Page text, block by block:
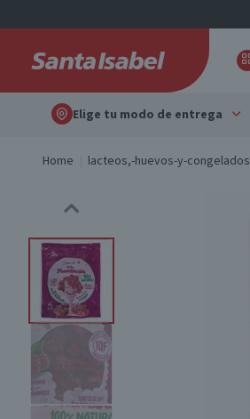
Elige tu modo de entrega
Home lacteos,-huevos-y-congelados